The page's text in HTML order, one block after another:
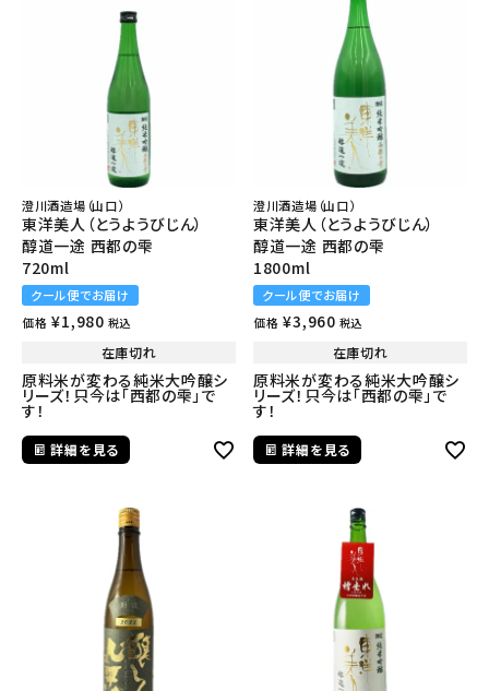
澄川酒造場（山口）
東洋美人（とうようびじん）
醇道一途 西都の雫
720ml
クール便でお届け
価格 ¥1,980 税込
在庫切れ
原料米が変わる純米大吟醸シ
リーズ！只今は「西都の雫」で
す！
詳細を見る
澄川酒造場（山口）
東洋美人（とうようびじん）
醇道一途 西都の雫
1800ml
クール便でお届け
価格 ¥3,960 税込
在庫切れ
原料米が変わる純米大吟醸シ
リーズ！只今は「西都の雫」で
す！
詳細を見る